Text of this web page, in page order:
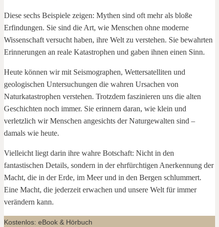
Diese sechs Beispiele zeigen: Mythen sind oft mehr als bloße
Erfindungen. Sie sind die Art, wie Menschen ohne moderne
Wissenschaft versucht haben, ihre Welt zu verstehen. Sie bewahrten
Erinnerungen an reale Katastrophen und gaben ihnen einen Sinn.
Heute können wir mit Seismographen, Wettersatelliten und
geologischen Untersuchungen die wahren Ursachen von
Naturkatastrophen verstehen. Trotzdem faszinieren uns die alten
Geschichten noch immer. Sie erinnern daran, wie klein und
verletzlich wir Menschen angesichts der Naturgewalten sind –
damals wie heute.
Vielleicht liegt darin ihre wahre Botschaft: Nicht in den
fantastischen Details, sondern in der ehrfürchtigen Anerkennung der
Macht, die in der Erde, im Meer und in den Bergen schlummert.
Eine Macht, die jederzeit erwachen und unsere Welt für immer
verändern kann.
Kostenlos: eBook & Hörbuch